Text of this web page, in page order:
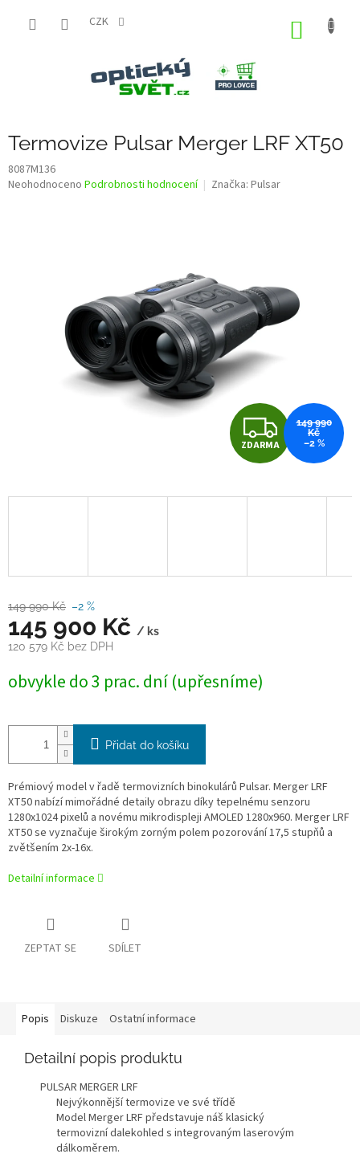
CZK
Termovize Pulsar Merger LRF XT50
8087M136
Průměrné
Neohodnoceno Podrobnosti hodnocení Značka: Pulsar
Z
D
A
ZDARMA
149 990
Kč
–2 %
149 990 Kč –2 %
145 900 Kč / ks
120 579 Kč bez DPH
cena:
obvykle do 3 prac. dní (upřesníme)
Přidat do košíku
Prémiový model v řadě termovizních binokulárů Pulsar. Merger LRF
XT50 nabízí mimořádné detaily obrazu díky tepelnému senzoru
1280x1024 pixelů a novému mikrodispleji AMOLED 1280x960. Merger LRF
XT50 se vyznačuje širokým zorným polem pozorování 17,5 stupňů a
zvětšením 2x-16x.
Detailní informace
ZEPTAT SE SDÍLET
Popis Diskuze Ostatní informace
Detailní popis produktu
PULSAR MERGER LRF
Nejvýkonnější termovize ve své třídě
Model Merger LRF představuje náš klasický
termovizní dalekohled s integrovaným laserovým
dálkoměrem.